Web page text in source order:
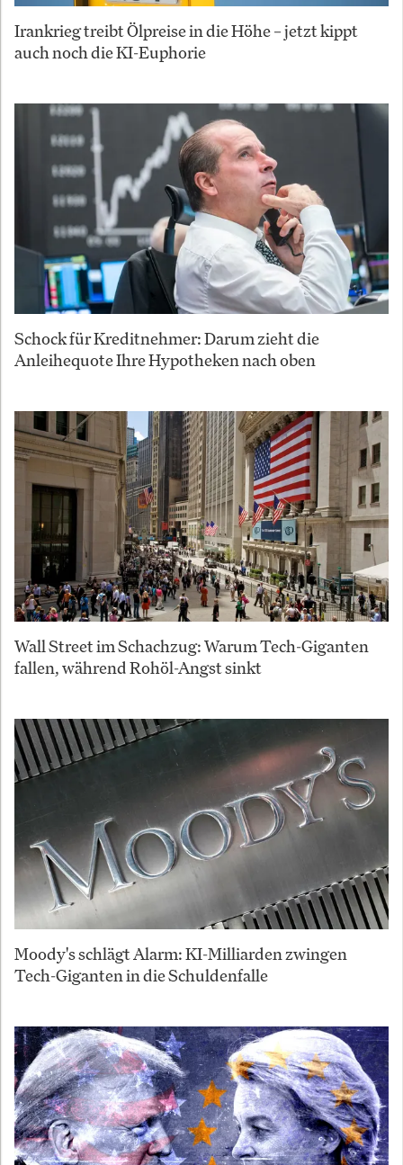
Irankrieg treibt Ölpreise in die Höhe – jetzt kippt
auch noch die KI-Euphorie
Schock für Kreditnehmer: Darum zieht die
Anleihequote Ihre Hypotheken nach oben
Wall Street im Schachzug: Warum Tech-Giganten
fallen, während Rohöl-Angst sinkt
Moody's schlägt Alarm: KI-Milliarden zwingen
Tech-Giganten in die Schuldenfalle